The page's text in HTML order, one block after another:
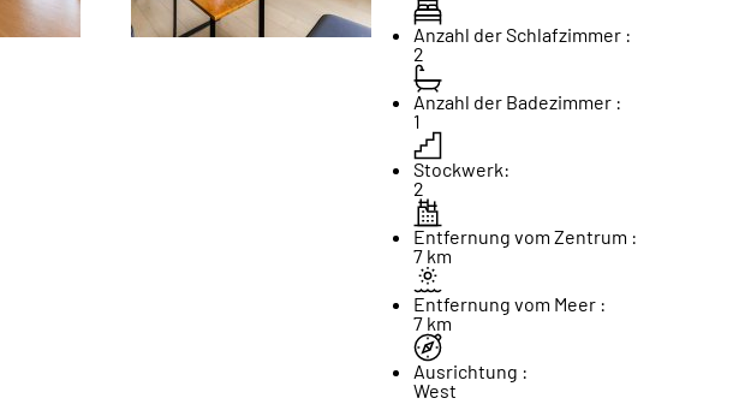
Anzahl der Schlafzimmer :
2
Anzahl der Badezimmer :
1
Stockwerk:
2
Entfernung vom Zentrum :
7 km
Entfernung vom Meer :
7 km
Ausrichtung :
West